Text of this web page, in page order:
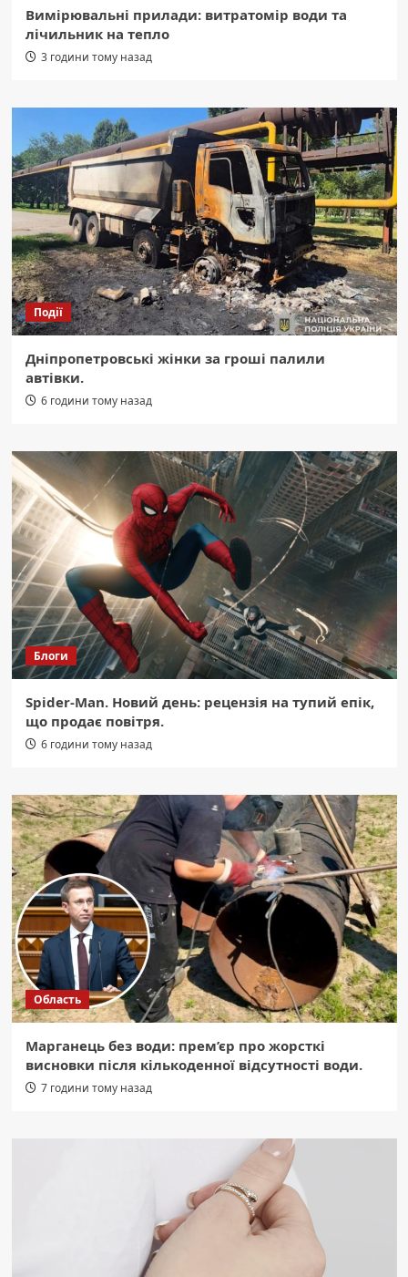
Вимірювальні прилади: витратомір води та
лічильник на тепло
3 години тому назад
Події
Дніпропетровські жінки за гроші палили
автівки.
6 години тому назад
Блоги
Spider-Man. Новий день: рецензія на тупий епік,
що продає повітря.
6 години тому назад
Область
Марганець без води: прем’єр про жорсткі
висновки після кількоденної відсутності води.
7 години тому назад